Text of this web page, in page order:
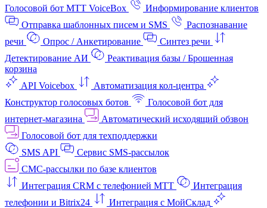
Голосовой бот МТТ VoiceBox
Информирование клиентов
Отправка шаблонных писем и SMS
Распознавание
речи
Опрос / Анкетирование
Синтез речи
Детектирование АИ
Реактивация базы / Брошенная
корзина
API Voicebox
Автоматизация кол‑центра
Конструктор голосовых ботов
Голосовой бот для
интернет‑магазина
Автоматический исходящий обзвон
Голосовой бот для техподдержки
SMS API
Сервис SMS-рассылок
СМС-рассылки по базе клиентов
Интеграция CRM с телефонией МТТ
Интеграция
телефонии и Bitrix24
Интеграция с МойСклад